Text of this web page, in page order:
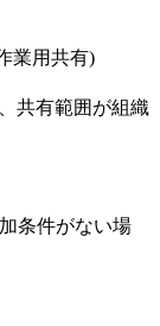
業用共有)
共有範囲が組織
条件がない場